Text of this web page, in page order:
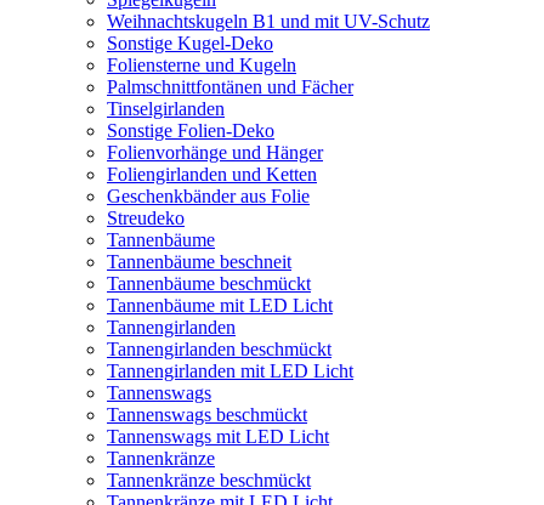
Weihnachtskugeln B1 und mit UV-Schutz
Sonstige Kugel-Deko
Foliensterne und Kugeln
Palmschnittfontänen und Fächer
Tinselgirlanden
Sonstige Folien-Deko
Folienvorhänge und Hänger
Foliengirlanden und Ketten
Geschenkbänder aus Folie
Streudeko
Tannenbäume
Tannenbäume beschneit
Tannenbäume beschmückt
Tannenbäume mit LED Licht
Tannengirlanden
Tannengirlanden beschmückt
Tannengirlanden mit LED Licht
Tannenswags
Tannenswags beschmückt
Tannenswags mit LED Licht
Tannenkränze
Tannenkränze beschmückt